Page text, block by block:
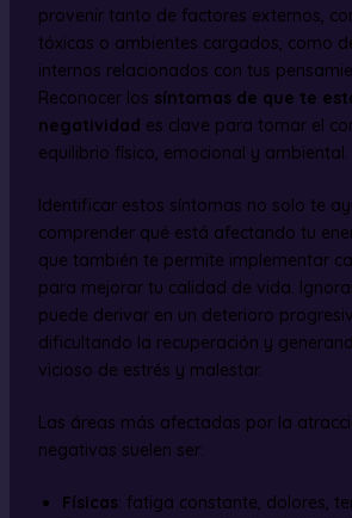
provenir tanto de factores externos,
tóxicas o ambientes cargados, como
internos relacionados con tus
Reconocer los síntomas de que te
negatividad es clave para tomar el
equilibrio físico, emocional y ambiental.
Identificar estos síntomas no solo te
comprender qué está afectando tu
que también te permite implementar
para mejorar tu calidad de vida.
puede derivar en un deterioro
dificultando la recuperación y
vicioso de estrés y malestar.
Las áreas más afectadas por la
negativas suelen ser:
Físicas: fatiga constante, dolores,